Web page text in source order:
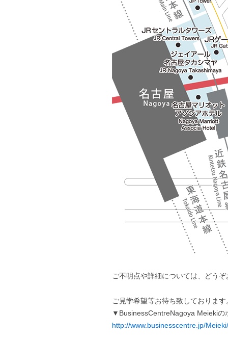
ご不明点や詳細については、どう
ご見学希望等お待ち致しております
▼BusinessCentreNagoya Meieki
http://www.businesscentre.jp/Meieki/